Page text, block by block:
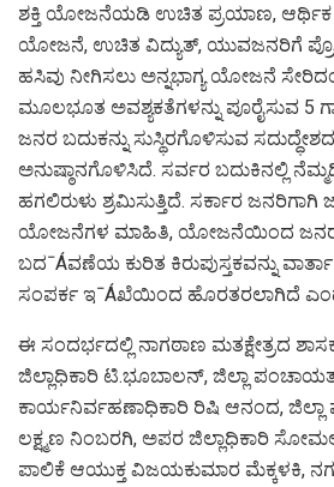
ಶಕ್ತಿ ಯೋಜನೆಯಡಿ ಉಚಿತ ಪ್ರಯಾಣ, ಆರ್ಥಿಕ
ಯೋಜನೆ, ಉಚಿತ ವಿದ್ಯುತ್, ಯುವಜನರಿಗೆ
ಹಸಿವು ನೀಗಿಸಲು ಅನ್ನಭಾಗ್ಯ ಯೋಜನೆ
ಮೂಲಭೂತ ಅವಶ್ಯಕತೆಗಳನ್ನು ಪೂರೈಸುವ 5
ಜನರ ಬದುಕನ್ನು ಸುಸ್ಥಿರಗೊಳಿಸುವ
ಅನುಷ್ಠಾನಗೊಳಿಸಿದೆ. ಸರ್ವರ ಬದುಕಿನಲ್ಲಿ
ಹಗಲಿರುಳು ಶ್ರಮಿಸುತ್ತಿದೆ. ಸರ್ಕಾರ
ಯೋಜನೆಗಳ ಮಾಹಿತಿ, ಯೋಜನೆಯಿಂದ ಜನರ
ಬದˉÁವಣೆಯ ಕುರಿತ ಕಿರುಪುಸ್ತಕವನ್ನು
ಸಂಪರ್ಕ ಇˉÁಖೆಯಿಂದ ಹೊರತರಲಾಗಿದೆ
ಈ ಸಂದರ್ಭದಲ್ಲಿ ನಾಗಠಾಣ ಮತಕ್ಷೇತ್ರದ
ಜಿಲ್ಲಾಧಿಕಾರಿ ಟಿ.ಭೂಬಾಲನ್, ಜಿಲ್ಲಾ
ಕಾರ್ಯನಿರ್ವಹಣಾಧಿಕಾರಿ ರಿಷಿ ಆನಂದ, ಜಿಲ್ಲಾ
ಲಕ್ಷ್ಮಣ ನಿಂಬರಗಿ, ಅಪರ ಜಿಲ್ಲಾಧಿಕಾರಿ
ಪಾಲಿಕೆ ಆಯುಕ್ತ ವಿಜಯಕುಮಾರ ಮೆಕ್ಕಳಕಿ,